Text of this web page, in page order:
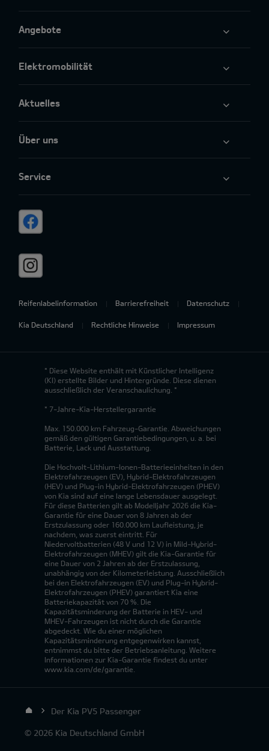
Angebote
Elektromobilität
Aktuelles
Über uns
Service
Reifenlabelinformation Barrierefreiheit Datenschutz
Kia Deutschland Rechtliche Hinweise Impressum
* Diese Website enthält mit Künstlicher Intelligenz
(KI) erstellte Bilder und Hintergründe. Diese dienen
ausschließlich der Veranschaulichung. *
* 7-Jahre-Kia-Herstellergarantie
Max. 150.000 km Fahrzeug-Garantie. Abweichungen
gemäß den gültigen Garantiebedingungen, u. a. bei
Batterie, Lack und Ausstattung.
Die Hochvolt-Lithium-Ionen-Batterieeinheiten in den
Elektrofahrzeugen (EV), Hybrid-Elektrofahrzeugen
(HEV) und Plug-in Hybrid-Elektrofahrzeugen (PHEV)
von Kia sind auf eine lange Lebensdauer ausgelegt.
Für diese Batterien gilt ab Modelljahr 2026 die Kia-
Garantie für eine Dauer von 8 Jahren ab der
Erstzulassung oder 160.000 km Laufleistung, je
nachdem, was zuerst eintritt. Für
Niedervoltbatterien (48 V und 12 V) in Mild-Hybrid-
Elektrofahrzeugen (MHEV) gilt die Kia-Garantie für
eine Dauer von 2 Jahren ab der Erstzulassung,
unabhängig von der Kilometerleistung. Ausschließlich
bei den Elektrofahrzeugen (EV) und Plug-in Hybrid-
Elektrofahrzeugen (PHEV) garantiert Kia eine
Batteriekapazität von 70 %. Die
Kapazitätsminderung der Batterie in HEV- und
MHEV-Fahrzeugen ist nicht durch die Garantie
abgedeckt. Wie du einer möglichen
Kapazitätsminderung entgegenwirken kannst,
entnimmst du bitte der Betriebsanleitung. Weitere
Informationen zur Kia-Garantie findest du unter
www.kia.com/de/garantie.
Der Kia PV5 Passenger
© 2026 Kia Deutschland GmbH